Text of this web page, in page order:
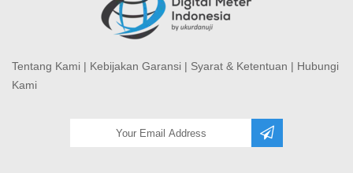
Tentang Kami | Kebijakan Garansi | Syarat & Ketentuan | Hubungi
Kami